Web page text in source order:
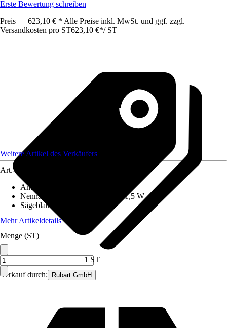
Erste Bewertung schreiben
Preis — 623,10 € * Alle Preise inkl. MwSt. und ggf. zzgl.
Versandkosten pro ST623,10 €*/ ST
Verkauf durch: Rubart GmbH
Weitere Artikel des Verkäufers
Art.-Nr.
Antriebsart
Nennaufnahmeleistung
1,5 W - 1,5 W
Sägeblatt
Mehr Artikeldetails
Menge (ST)
1 ST